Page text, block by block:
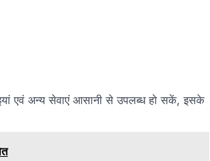
एवं अन्य सेवाएं आसानी से उपलब्ध हो सकें, इसके